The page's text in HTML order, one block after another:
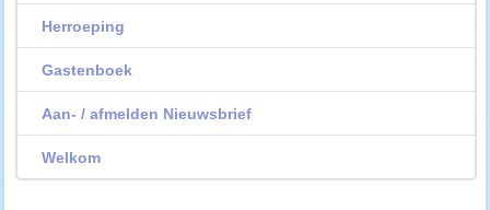
Herroeping
Gastenboek
Aan- / afmelden Nieuwsbrief
Welkom